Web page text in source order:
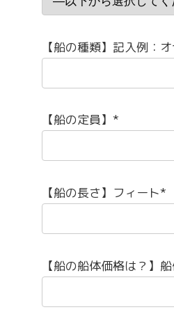
【船の種類】記入例：
【船の定員】*
【船の長さ】フィート*
【船の船体価格は？】